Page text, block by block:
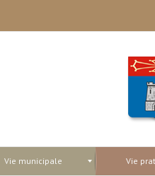
Vie municipale Vie